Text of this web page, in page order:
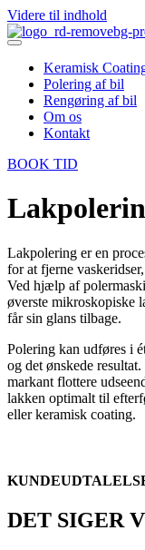
Videre til indhold
Keramisk
Polering af bil
Rengøring af bil
Om os
Kontakt
BOOK TID
Lakpolering er en
for at fjerne
Ved hjælp af
øverste mikroskopiske
får sin glans tilbage.
Polering kan udføres i
og det ønskede
markant flottere
lakken optimalt til
eller keramisk coating.
DET SIGER